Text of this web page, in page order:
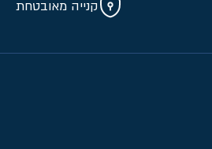
קנייה מאובטחת